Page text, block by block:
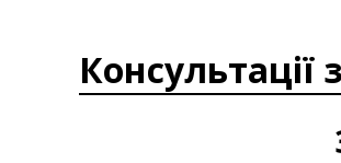
Консультації